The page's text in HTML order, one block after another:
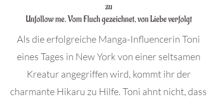
zu
Unfollow me. Vom Fluch gezeichnet, von Liebe verfolgt
Als die erfolgreiche Manga-Influencerin Toni
eines Tages in New York von einer seltsamen
Kreatur angegriffen wird, kommt ihr der
charmante Hikaru zu Hilfe. Toni ahnt nicht, dass